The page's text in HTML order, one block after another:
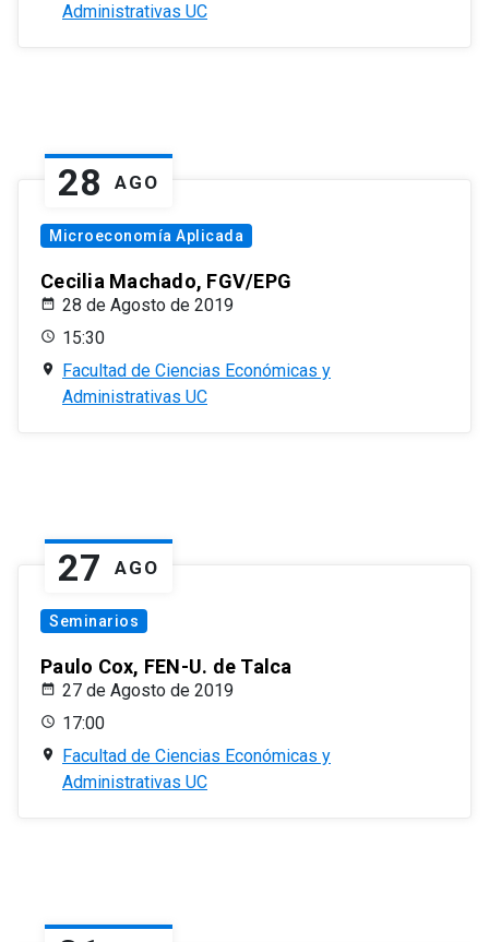
Administrativas UC
28 AGO
Microeconomía Aplicada
Cecilia Machado, FGV/EPG
28 de Agosto de 2019
15:30
Facultad de Ciencias Económicas y
Administrativas UC
27 AGO
Seminarios
Paulo Cox, FEN-U. de Talca
27 de Agosto de 2019
17:00
Facultad de Ciencias Económicas y
Administrativas UC